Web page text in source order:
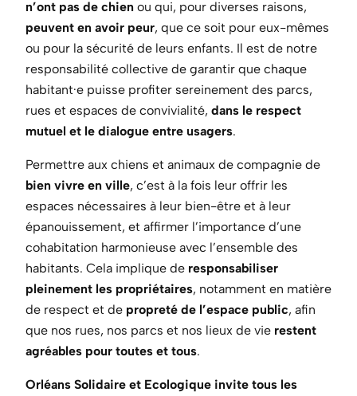
n’ont pas de chien ou qui, pour diverses raisons,
peuvent en avoir peur, que ce soit pour eux-mêmes
ou pour la sécurité de leurs enfants. Il est de notre
responsabilité collective de garantir que chaque
habitant·e puisse profiter sereinement des parcs,
rues et espaces de convivialité, dans le respect
mutuel et le dialogue entre usagers.
Permettre aux chiens et animaux de compagnie de
bien vivre en ville, c’est à la fois leur offrir les
espaces nécessaires à leur bien-être et à leur
épanouissement, et affirmer l’importance d’une
cohabitation harmonieuse avec l’ensemble des
habitants. Cela implique de responsabiliser
pleinement les propriétaires, notamment en matière
de respect et de propreté de l’espace public, afin
que nos rues, nos parcs et nos lieux de vie restent
agréables pour toutes et tous.
Orléans Solidaire et Ecologique invite tous les